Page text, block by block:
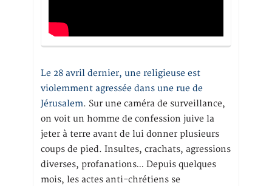
Le 28 avril dernier, une religieuse est
violemment agressée dans une rue de
Jérusalem. Sur une caméra de surveillance,
on voit un homme de confession juive la
jeter à terre avant de lui donner plusieurs
coups de pied. Insultes, crachats, agressions
diverses, profanations… Depuis quelques
mois, les actes anti-chrétiens se